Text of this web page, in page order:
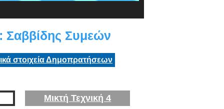
Συμεών
στοιχεία Δημοπρατήσεων
Μικτή Τεχνική 4